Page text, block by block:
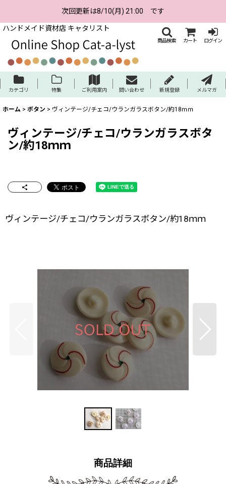
次回更新は8/10(月) 21:00 です
ハンドメイド資材店 キャタリスト
商品検索 カート ログイン
カテゴリ 特集 ご利用案内 問い合わせ 新規登録 メルマガ
ホーム > ボタン > ヴィンテージ/チェコ/ウランガラスボタン/約18ｍｍ
ヴィンテージ/チェコ/ウランガラスボタ
ン/約18ｍｍ
ヴィンテージ/チェコ/ウランガラスボタン/約18ｍｍ
商品詳細